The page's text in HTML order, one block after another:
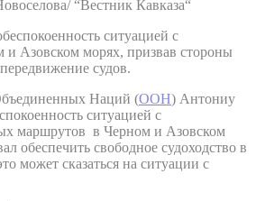
“Вестник Кавказа“
ситуацией с
и Азовском морях, призвав стороны
судов.
Наций (ООН) Антониу
ситуацией с
маршрутов в Черном и Азовском
обеспечить свободное судоходство в
может сказаться на ситуации с